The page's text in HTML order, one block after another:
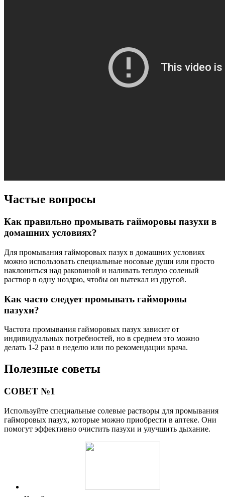
Частые вопросы
Как правильно промывать гайморовы пазухи в
домашних условиях?
Для промывания гайморовых пазух в домашних условиях
можно использовать специальные носовые души или просто
наклониться над раковиной и наливать теплую соленый
раствор в одну ноздрю, чтобы он вытекал из другой.
Как часто следует промывать гайморовы
пазухи?
Частота промывания гайморовых пазух зависит от
индивидуальных потребностей, но в среднем это можно
делать 1-2 раза в неделю или по рекомендации врача.
Полезные советы
СОВЕТ №1
Используйте специальные солевые растворы для промывания
гайморовых пазух, которые можно приобрести в аптеке. Они
помогут эффективно очистить пазухи и улучшить дыхание.